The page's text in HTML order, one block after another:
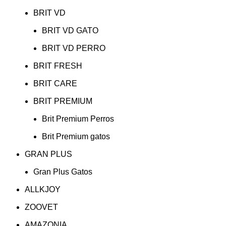
BRIT VD
BRIT VD GATO
BRIT VD PERRO
BRIT FRESH
BRIT CARE
BRIT PREMIUM
Brit Premium Perros
Brit Premium gatos
GRAN PLUS
Gran Plus Gatos
ALLKJOY
ZOOVET